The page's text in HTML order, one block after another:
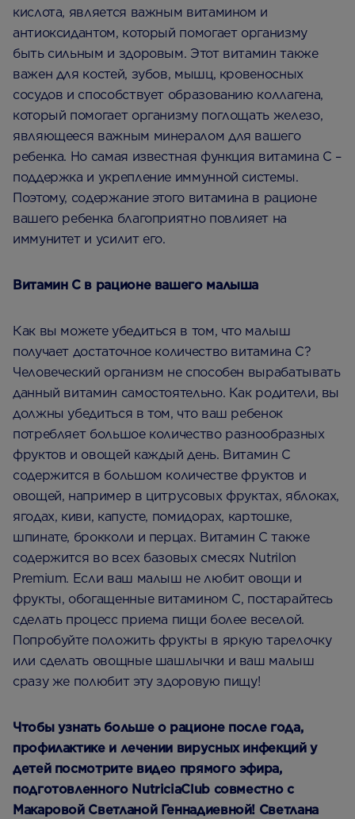
кислота, является важным витамином и
антиоксидантом, который помогает организму
быть сильным и здоровым. Этот витамин также
важен для костей, зубов, мышц, кровеносных
сосудов и способствует образованию коллагена,
который помогает организму поглощать железо,
являющееся важным минералом для вашего
ребенка. Но самая известная функция витамина C –
поддержка и укрепление иммунной системы.
Поэтому, содержание этого витамина в рационе
вашего ребенка благоприятно повлияет на
иммунитет и усилит его.
Витамин С в рационе вашего малыша
Как вы можете убедиться в том, что малыш
получает достаточное количество витамина С?
Человеческий организм не способен вырабатывать
данный витамин самостоятельно. Как родители, вы
должны убедиться в том, что ваш ребенок
потребляет большое количество разнообразных
фруктов и овощей каждый день. Витамин С
содержится в большом количестве фруктов и
овощей, например в цитрусовых фруктах, яблоках,
ягодах, киви, капусте, помидорах, картошке,
шпинате, брокколи и перцах. Витамин С также
содержится во всех базовых смесях Nutrilon
Premium. Если ваш малыш не любит овощи и
фрукты, обогащенные витамином С, постарайтесь
сделать процесс приема пищи более веселой.
Попробуйте положить фрукты в яркую тарелочку
или сделать овощные шашлычки и ваш малыш
сразу же полюбит эту здоровую пищу!
Чтобы узнать больше о рационе после года,
профилактике и лечении вирусных инфекций у
детей посмотрите видео прямого эфира,
подготовленного NutriciaСlub совместно с
Макаровой Светланой Геннадиевной! Светлана